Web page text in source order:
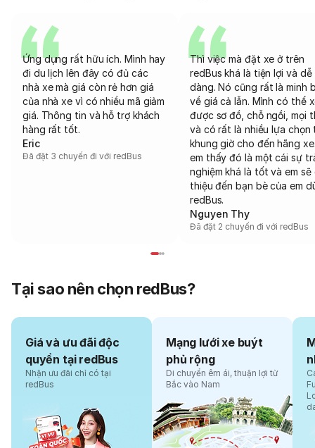
Ứng dụng rất hữu ích. Mình hay
đi du lịch lên đây có đủ các
nhà xe mà giá còn rẻ hơn giá
của nhà xe vì có nhiều mã giảm
giá. Thông tin và hỗ trợ khách
hàng rất tốt.
Eric
Đã đặt 3 chuyến đi với redBus
Thì việc mà đặt xe ở trên
redBus khá là tiện lợi và dễ
dàng. Nó cũng rất là minh
về giá cả lẫn. Mình có thể
được sơ đồ, chỗ ngồi, mọi
và có rất là nhiều lựa chọn
khung giờ cho đến hãng
em thấy đó là một cái sự
nghiệm khá là tốt và em sẽ
thiệu đến bạn bè của em
redBus.
Nguyen Thy
Đã đặt 2 chuyến đi với redBus
Tại sao nên chọn redBus?
Giá và ưu đãi độc
quyền tại redBus
Nhận ưu đãi chỉ có tại
redBus
Mạng lưới xe buýt
phủ rộng
Di chuyển êm ái, thuận lợi từ
Bắc vào Nam